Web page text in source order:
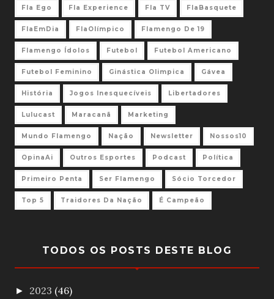
Fla Ego Fla Experience Fla TV FlaBasquete
FlaEmDia FlaOlímpico Flamengo De 19
Flamengo Ídolos Futebol Futebol Americano
Futebol Feminino Ginástica Olimpica Gávea
História Jogos Inesquecíveis Libertadores
Lulucast Maracanã Marketing
Mundo Flamengo Nação Newsletter Nossos10
OpinaAi Outros Esportes Podcast Política
Primeiro Penta Ser Flamengo Sócio Torcedor
Top 5 Traidores Da Nação É Campeão
TODOS OS POSTS DESTE BLOG
► 2023 (46)